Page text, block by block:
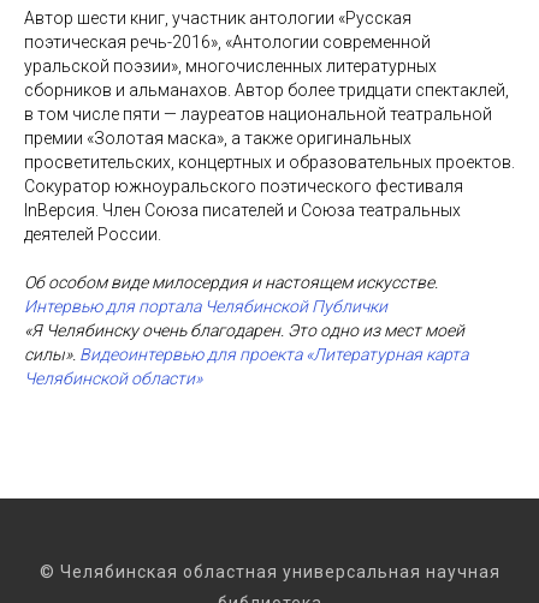
Автор шести книг, участник антологии «Русская
поэтическая речь-2016», «Антологии современной
уральской поэзии», многочисленных литературных
сборников и альманахов. Автор более тридцати спектаклей,
в том числе пяти — лауреатов национальной театральной
премии «Золотая маска», а также оригинальных
просветительских, концертных и образовательных проектов.
Сокуратор южноуральского поэтического фестиваля
InВерсия. Член Союза писателей и Союза театральных
деятелей России.
Об особом виде милосердия и настоящем искусстве.
Интервью для портала Челябинской Публички
«Я Челябинску очень благодарен. Это одно из мест моей
силы». Видеоинтервью для проекта «Литературная карта
Челябинской области»
© Челябинская областная универсальная научная